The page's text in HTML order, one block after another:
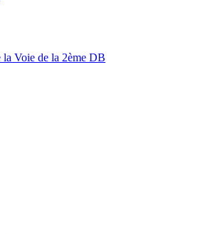
Voie de la 2ème DB